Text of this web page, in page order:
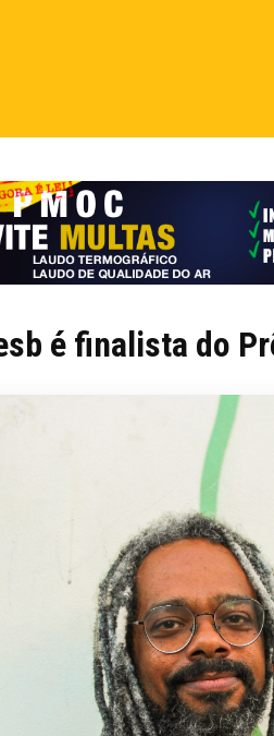
é finalista do